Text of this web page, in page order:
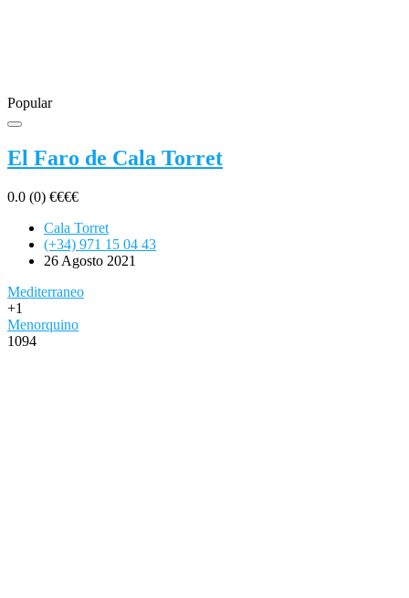
Popular
El Faro de Cala Torret
0.0 (0) €€€€
Cala Torret
(+34) 971 15 04 43
26 Agosto 2021
Mediterraneo
+1
Menorquino
1094